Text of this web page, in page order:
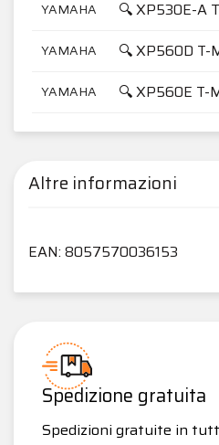
YAMAHA 🔍 XP530E-A
YAMAHA 🔍 XP560D T-
YAMAHA 🔍 XP560E T-
Altre informazioni
EAN: 8057570036153
Spedizione gratuita
Spedizioni gratuite in